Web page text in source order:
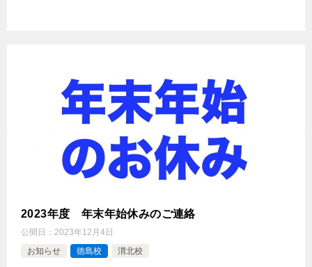
2023年度 年末年始休みのご連絡
公開日： 2023年12月4日
お知らせ
徳島校 渭北校